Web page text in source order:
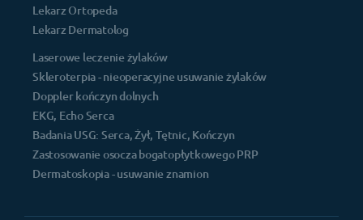
Lekarz Ortopeda
Lekarz Dermatolog
Laserowe leczenie żylaków
Skleroterpia - nieoperacyjne usuwanie żylaków
Doppler kończyn dolnych
EKG, Echo Serca
Badania USG: Serca, Żył, Tętnic, Kończyn
Zastosowanie osocza bogatopłytkowego PRP
Dermatoskopia - usuwanie znamion